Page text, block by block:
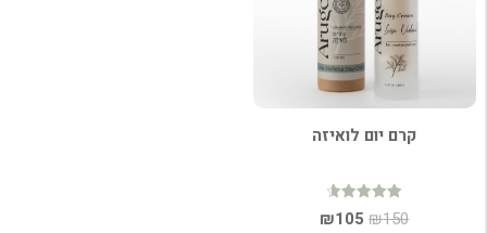
קרם יום לואיזה
דורג
4.69
₪150
המחיר₪105
המחיר